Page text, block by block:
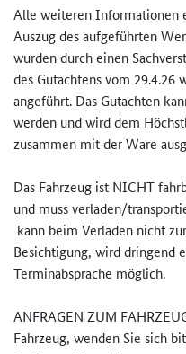
Alle weiteren Informationen
Auszug des aufgeführten
wurden durch einen
des Gutachtens vom 29.4.26
angeführt. Das Gutachten
werden und wird dem
zusammen mit der Ware
Das Fahrzeug ist NICHT
und muss verladen/
kann beim Verladen nicht
Besichtigung, wird dringend
Terminabsprache möglich.
ANFRAGEN ZUM
Fahrzeug, wenden Sie sich